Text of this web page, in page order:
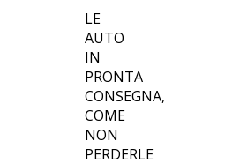
LE
AUTO
IN
PRONTA
CONSEGNA,
COME
NON
PERDERLE